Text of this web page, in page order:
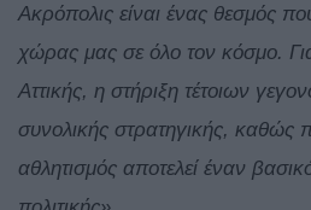
Ακρόπολις είναι ένας θεσμός
χώρας μας σε όλο τον κόσμο.
Αττικής, η στήριξη τέτοιων
συνολικής στρατηγικής, καθώς
αθλητισμός αποτελεί έναν